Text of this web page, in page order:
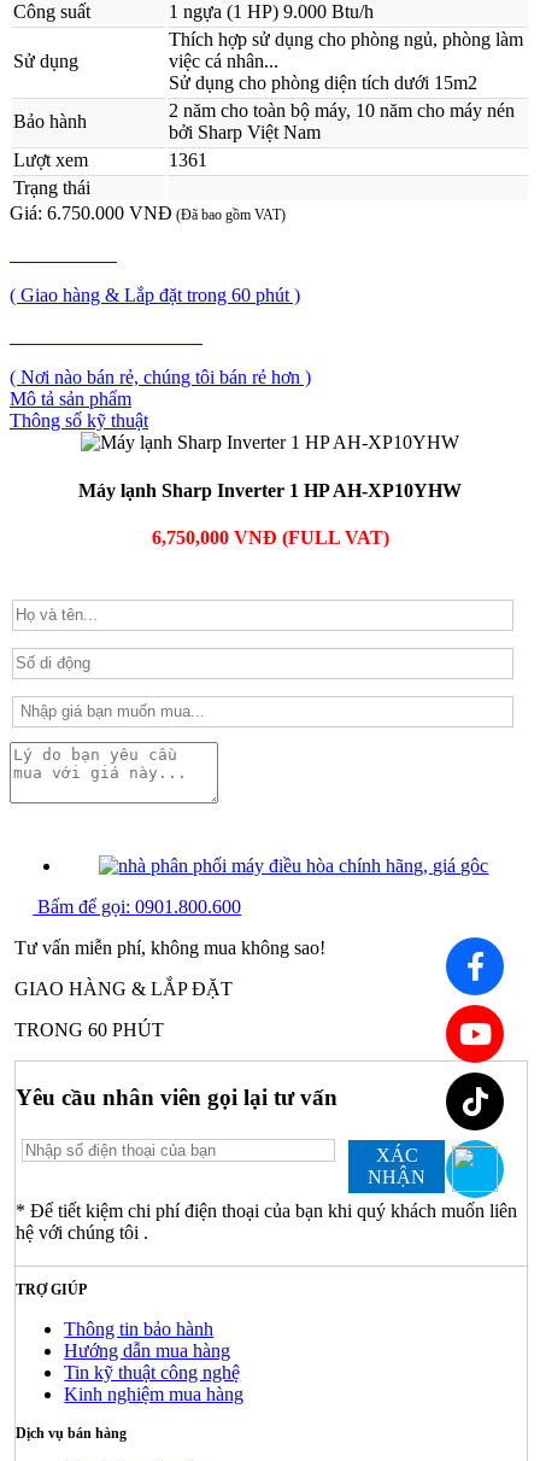
Công suất
1 ngựa (1 HP) 9.000 Btu/h
Sử dụng
Thích hợp sử dụng cho phòng ngủ, phòng làm
việc cá nhân...
Sử dụng cho phòng diện tích dưới 15m2
Bảo hành
2 năm cho toàn bộ máy, 10 năm cho máy nén
bởi Sharp Việt Nam
Lượt xem
1361
Trạng thái
Giá: 6.750.000 VNĐ (Đã bao gồm VAT)
( Giao hàng & Lắp đặt trong 60 phút )
( Nơi nào bán rẻ, chúng tôi bán rẻ hơn )
Mô tả sản phẩm
Thông số kỹ thuật
Máy lạnh Sharp Inverter 1 HP AH-XP10YHW
6,750,000 VNĐ (FULL VAT)
Bấm để gọi:0901.800.600
Tư vấn miễn phí, không mua không sao!
GIAO HÀNG & LẮP ĐẶT
TRONG 60 PHÚT
Yêu cầu nhân viên gọi lại tư vấn
XÁC
NHẬN
* Để tiết kiệm chi phí điện thoại của bạn khi quý khách muốn liên
hệ với chúng tôi .
TRỢ GIÚP
Thông tin bảo hành
Hướng dẫn mua hàng
Tin kỹ thuật công nghệ
Kinh nghiệm mua hàng
Dịch vụ bán hàng